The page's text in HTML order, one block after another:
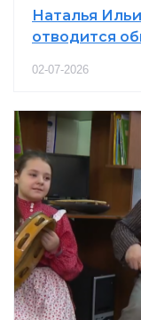
Наталья
отводится
02-07-2026